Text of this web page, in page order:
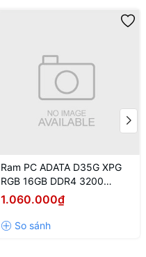
Ram PC ADATA D35G XPG
RGB 16GB DDR4 3200
(AX4U320016G16A-
1.060.000₫